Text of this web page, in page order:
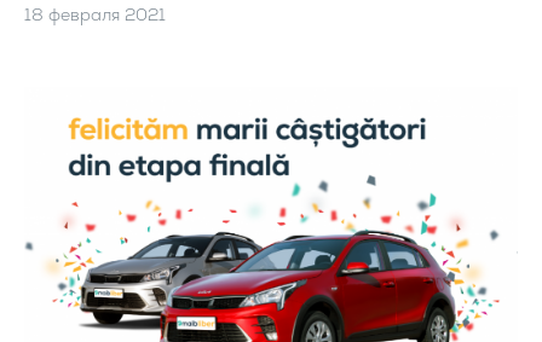
18 февраля 2021